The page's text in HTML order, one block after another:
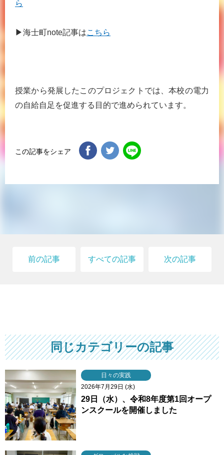
ら
▶︎海士町note記事はこちら
授業から発展したこのプロジェクトでは、本校の電力
の自給自足を促進する目的で進められています。
この記事をシェア
前の記事 すべての記事 次の記事
同じカテゴリーの記事
日々の実践
2026年7月29日 (水)
29日（水）、令和8年度第1回オープ
ンスクールを開催しました